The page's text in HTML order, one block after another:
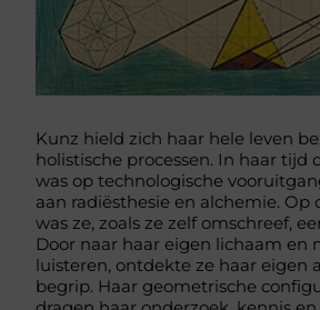
Kunz hield zich haar hele leven
holistische processen. In haar tijd
was op technologische
aan radiësthesie en alchemie. Op
was ze, zoals ze zelf omschreef,
Door naar haar eigen lichaam en
luisteren, ontdekte ze haar eigen
begrip. Haar geometrische